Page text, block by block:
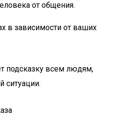
от общения.
в зависимости от ваших
подсказку всем людям,
ситуации.